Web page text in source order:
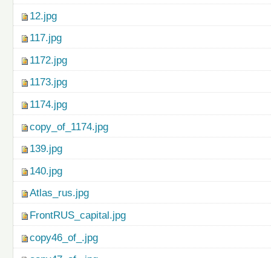
12.jpg
117.jpg
1172.jpg
1173.jpg
1174.jpg
copy_of_1174.jpg
139.jpg
140.jpg
Atlas_rus.jpg
FrontRUS_capital.jpg
copy46_of_.jpg